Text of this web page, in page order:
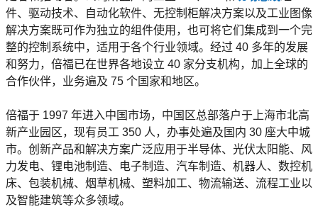
件、驱动技术、自动化软件、无控制柜解决方案以及工业图像
解决方案既可作为独立的组件使用，也可将它们集成到一个完
整的控制系统中，适用于各个行业领域。经过 40 多年的发展
和努力，倍福已在世界各地设立 40 家分支机构，加上全球的
合作伙伴，业务遍及 75 个国家和地区。
倍福于 1997 年进入中国市场，中国区总部落户于上海市北高
新产业园区，现有员工 350 人，办事处遍及国内 30 座大中城
市。创新产品和解决方案广泛应用于半导体、光伏太阳能、风
力发电、锂电池制造、电子制造、汽车制造、机器人、数控机
床、包装机械、烟草机械、塑料加工、物流输送、流程工业以
及智能建筑等众多领域。